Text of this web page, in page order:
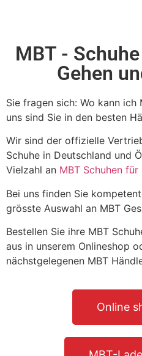
MBT -
Gehen
Sie fragen sich: Wo kann ich
uns sind Sie in den besten
Wir sind der offizielle
Schuhe in Deutschland und
Vielzahl an MBT Schuhen für
Bei uns finden Sie
grösste Auswahl an MBT
Bestellen Sie ihre MBT
aus in unserem Onlineshop
nächstgelegenen MBT
Online